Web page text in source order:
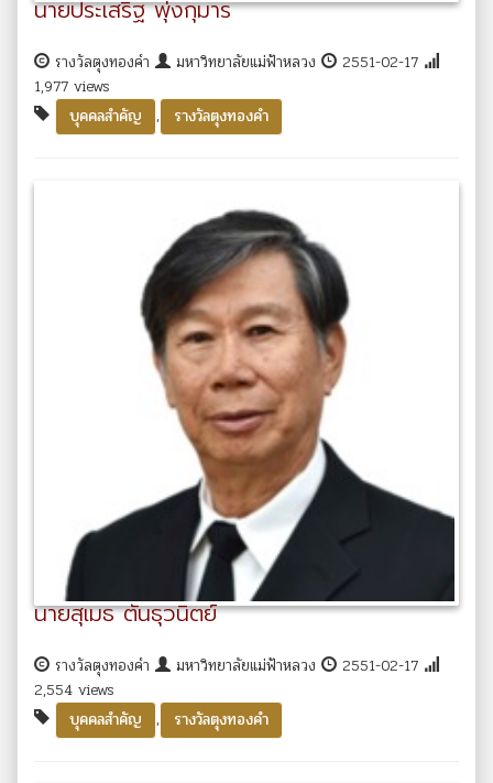
นายประเสริฐ พุ่งกุมาร
รางวัลตุงทองคำ มหาวิทยาลัยแม่ฟ้าหลวง
2551-02-17
1,977 views
บุคคลสำคัญ
, รางวัลตุงทองคำ
นายสุเมธ ตันธุวนิตย์
รางวัลตุงทองคำ มหาวิทยาลัยแม่ฟ้าหลวง
2551-02-17
2,554 views
บุคคลสำคัญ
, รางวัลตุงทองคำ